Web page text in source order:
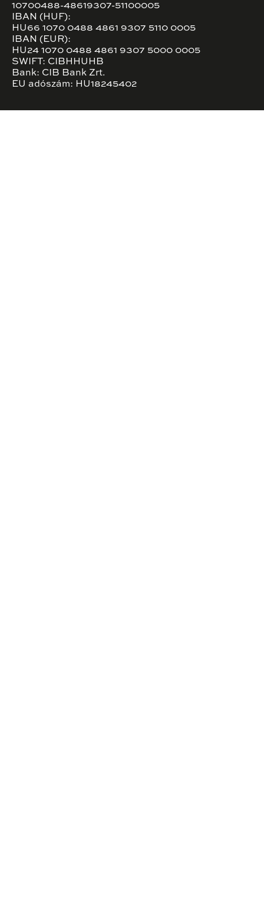
10700488-48619307-51100005
IBAN (HUF):
HU66 1070 0488 4861 9307 5110 0005
IBAN (EUR):
HU24 1070 0488 4861 9307 5000 0005
SWIFT: CIBHHUHB
Bank: CIB Bank Zrt.
EU adószám: HU18245402